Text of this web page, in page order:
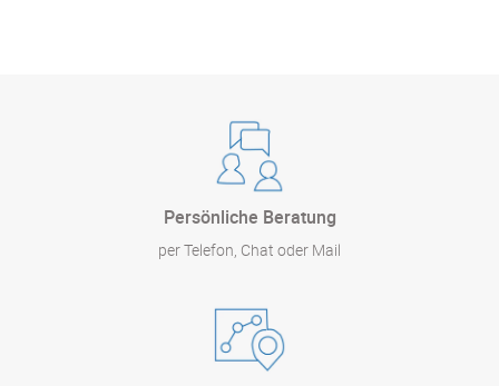
Persönliche Beratung
per Telefon, Chat oder Mail